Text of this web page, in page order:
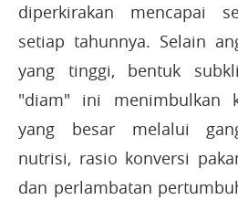
diperkirakan mencapai
setiap tahunnya. Selain
yang tinggi, bentuk
"diam" ini menimbulkan
yang besar melalui
nutrisi, rasio konversi
dan perlambatan